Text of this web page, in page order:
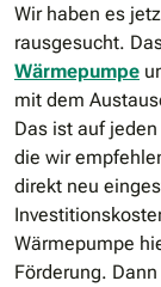
Wir haben es
rausgesucht.
Wärmepumpe
mit dem
Das ist auf
die wir
direkt neu
Wärmepumpe
Förderung.